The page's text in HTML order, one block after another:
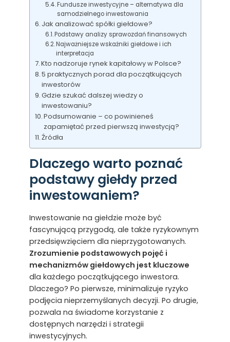
Fundusze inwestycyjne – alternatywa dla
samodzielnego inwestowania
Jak analizować spółki giełdowe?
Podstawy analizy sprawozdań finansowych
Najważniejsze wskaźniki giełdowe i ich
interpretacja
Kto nadzoruje rynek kapitałowy w Polsce?
5 praktycznych porad dla początkujących
inwestorów
Gdzie szukać dalszej wiedzy o
inwestowaniu?
Podsumowanie – co powinieneś
zapamiętać przed pierwszą inwestycją?
Źródła
Dlaczego warto poznać
podstawy giełdy przed
inwestowaniem?
Inwestowanie na giełdzie może być
fascynującą przygodą, ale także ryzykownym
przedsięwzięciem dla nieprzygotowanych.
Zrozumienie podstawowych pojęć i
mechanizmów giełdowych jest kluczowe
dla każdego początkującego inwestora.
Dlaczego? Po pierwsze, minimalizuje ryzyko
podjęcia nieprzemyślanych decyzji. Po drugie,
pozwala na świadome korzystanie z
dostępnych narzędzi i strategii
inwestycyjnych.